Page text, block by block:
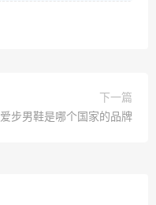
下一篇
爱步男鞋是哪个国家的品牌